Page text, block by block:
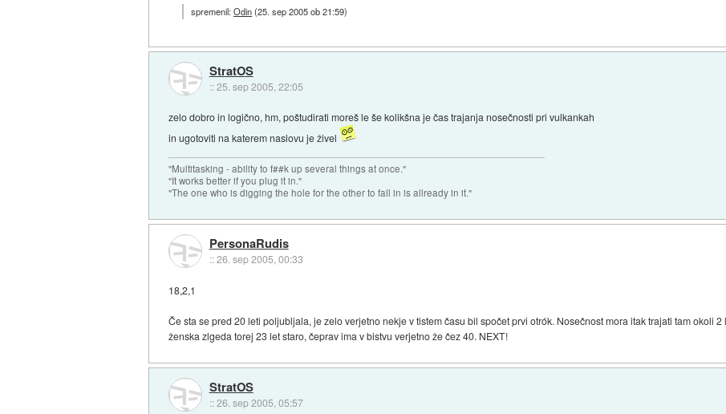
spremenil:Odin(25. sep 2005 ob 21:59)
StratOS
::25. sep 2005, 22:05
zelo dobro in logično, hm, poštudirati moreš le še kolikšna je čas trajanja nosečnosti pri vulkankah
in ugotoviti na katerem naslovu je živel
"Multitasking - ability to f##k up several things at once."
"It works better if you plug it in."
"The one who is digging the hole for the other to fall in is allready in it."
PersonaRudis
::26. sep 2005, 00:33
18,2,1
Če sta se pred 20 leti poljubljala, je zelo verjetno nekje v tistem času bil spočet prvi otrók. Nosečnost mora itak trajati tam okoli
ženska zlgeda torej 23 let staro, čeprav ima v bistvu verjetno že čez 40. NEXT!
StratOS
::26. sep 2005, 05:57